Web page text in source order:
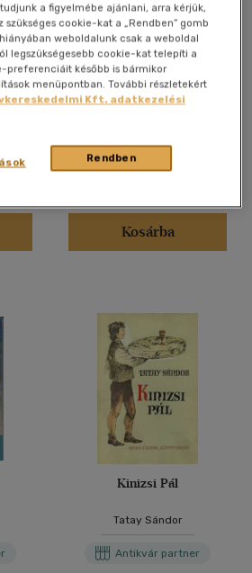
Kinizsi Pál
Tatay Sándor
Árinformációk
Kosárba
Kinizsi Pál
Tatay Sándor
Antikvár partner
a figyelmébe ajánlani, arra kérjük,
cookie-kat a „Rendben” gomb
weboldalunk csak a weboldal
legszükségesebb cookie-kat telepíti a
preferenciáit később is bármikor
menüpontban. További részletekért
Kft. adatkezelési
Rendben